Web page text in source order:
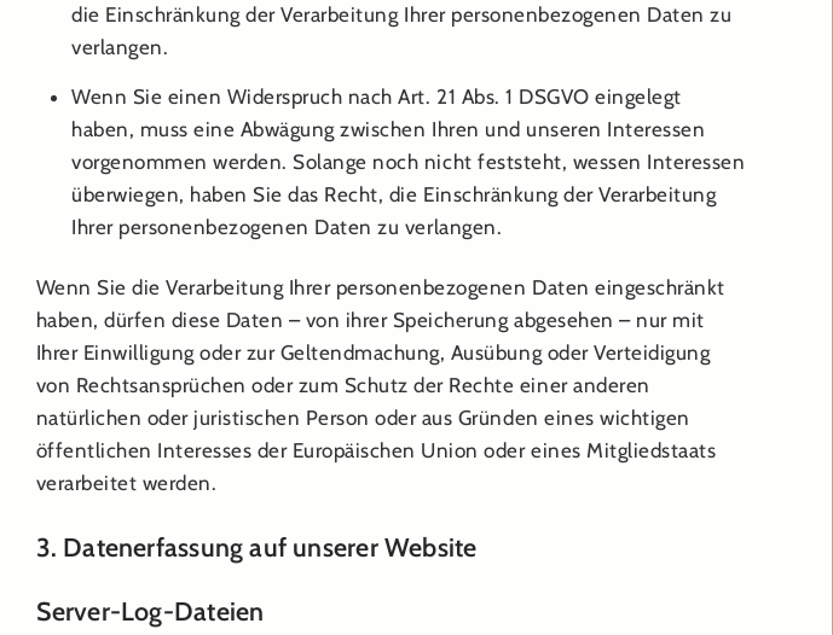
die Einschränkung der Verarbeitung Ihrer personenbezogenen Daten zu
verlangen.
Wenn Sie einen Widerspruch nach Art. 21 Abs. 1 DSGVO eingelegt
haben, muss eine Abwägung zwischen Ihren und unseren Interessen
vorgenommen werden. Solange noch nicht feststeht, wessen Interessen
überwiegen, haben Sie das Recht, die Einschränkung der Verarbeitung
Ihrer personenbezogenen Daten zu verlangen.
Wenn Sie die Verarbeitung Ihrer personenbezogenen Daten eingeschränkt
haben, dürfen diese Daten – von ihrer Speicherung abgesehen – nur mit
Ihrer Einwilligung oder zur Geltendmachung, Ausübung oder Verteidigung
von Rechtsansprüchen oder zum Schutz der Rechte einer anderen
natürlichen oder juristischen Person oder aus Gründen eines wichtigen
öffentlichen Interesses der Europäischen Union oder eines Mitgliedstaats
verarbeitet werden.
3. Datenerfassung auf unserer Website
Server-Log-Dateien